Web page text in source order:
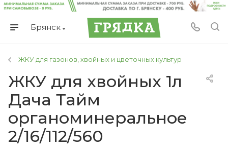
Брянск
ЖКУ для газонов, хвойных и цветочных культур
ЖКУ для хвойных 1л
Дача Тайм
органоминеральное
2/16/112/560